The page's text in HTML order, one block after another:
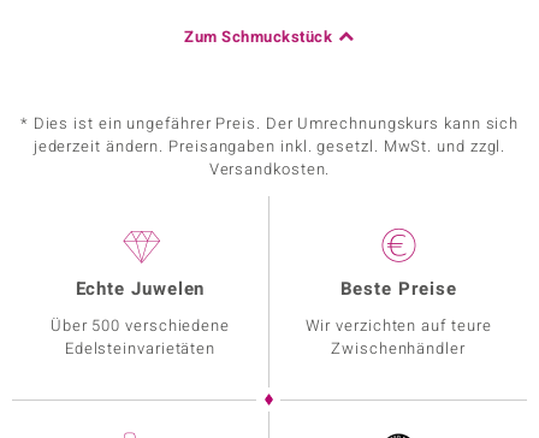
Zum Schmuckstück
* Dies ist ein ungefährer Preis. Der Umrechnungskurs kann sich
jederzeit ändern. Preisangaben inkl. gesetzl. MwSt. und zzgl.
Versandkosten.
Echte Juwelen
Über 500 verschiedene
Edelsteinvarietäten
Beste Preise
Wir verzichten auf teure
Zwischenhändler